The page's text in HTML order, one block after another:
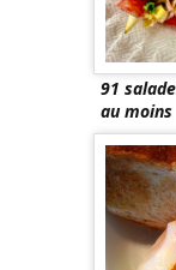
91
au moins